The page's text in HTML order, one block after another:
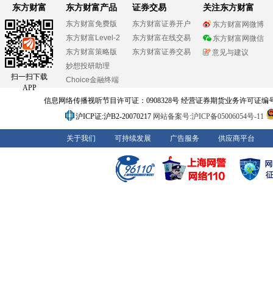
东方财富
扫一扫下载
APP
东方财富产品
东方财富免费版
东方财富Level-2
东方财富策略版
妙想投研助理
Choice金融终端
证券交易
东方财富证券开户
东方财富在线交易
东方财富证券交易
关注东方财富
东方财富网微博
东方财富网微信
意见与建议
信息网络传播视听节目许可证：0908328号 经营证券期货业务许可证编
沪ICP证:沪B2-20070217 网站备案号:沪ICP备05006054号-11
关于我们 可持续发展 广告服务 供应商平台